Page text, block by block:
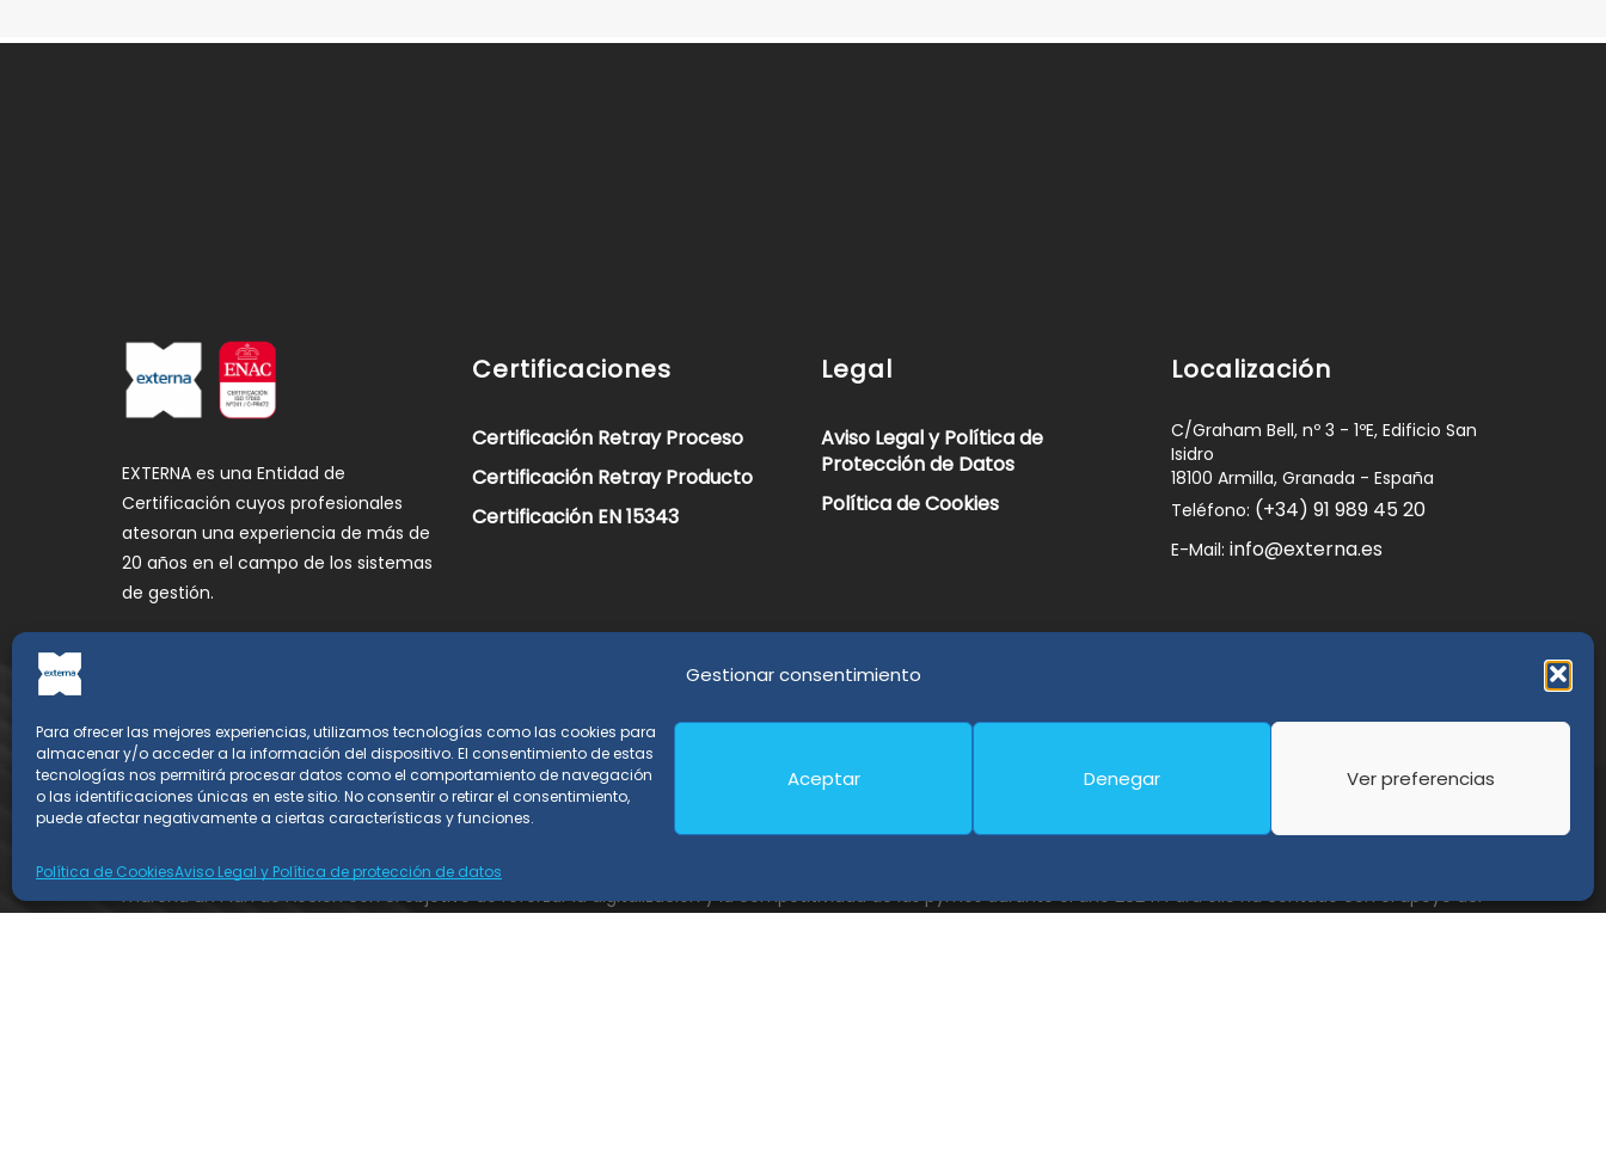
Gestionar consentimiento
Para ofrecer las mejores experiencias, utilizamos tecnologías como las cookies para
almacenar y/o acceder a la información del dispositivo. El consentimiento de estas
tecnologías nos permitirá procesar datos como el comportamiento de navegación
o las identificaciones únicas en este sitio. No consentir o retirar el consentimiento,
puede afectar negativamente a ciertas características y funciones.
Aceptar Denegar Ver preferencias
Política de CookiesAviso Legal y Política de protección de datos
EXTERNA es una Entidad de
Certificación cuyos profesionales
atesoran una experiencia de más de
20 años en el campo de los sistemas
de gestión.
Certificaciones
Certificación Retray Proceso
Certificación Retray Producto
Certificación EN 15343
Legal
Aviso Legal y Política de
Protección de Datos
Política de Cookies
Localización
C/Graham Bell, nº 3 - 1ºE, Edificio San
Isidro
18100 Armilla, Granada - España
Teléfono: (+34) 91 989 45 20
E-Mail: info@externa.es
Externa Soluciones S.L. ha sido beneficiaria de Fondos Europeos, cuyo objetivo es la mejora de la competitividad de las PYMES, y gracias al cual ha puesto en
marcha un Plan de Acción con el objetivo de reforzar la digitalización y la competitividad de las pymes durante el año 2024. Para ello ha contado con el apoyo del